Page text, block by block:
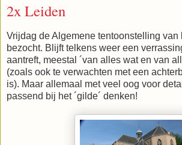
2x Leiden
Vrijdag de Algemene tentoonstelling van
bezocht. Blijft telkens weer een
aantreft, meestal ´van alles wat en van
(zoals ook te verwachten met een
is). Maar allemaal met veel oog voor
passend bij het ´gilde´ denken!